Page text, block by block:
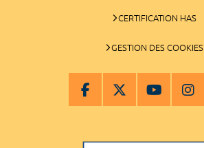
CERTIFICATION HAS
GESTION DES COOKIES